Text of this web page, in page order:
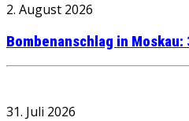
2. August 2026
Bombenanschlag in
31. Juli 2026